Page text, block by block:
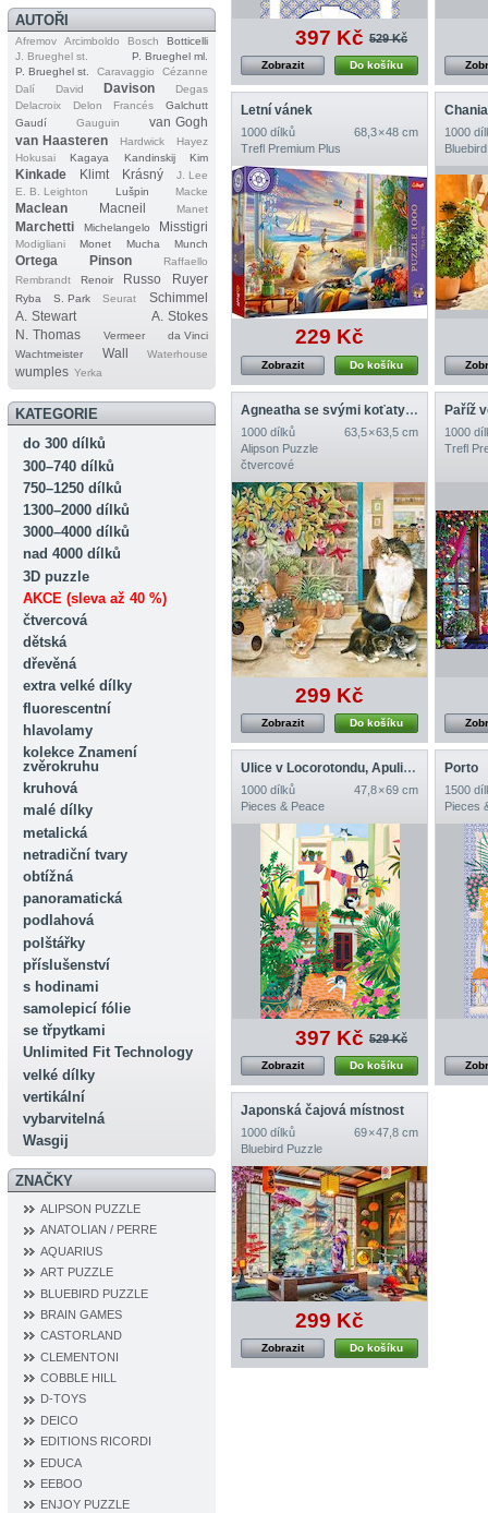
AUTOŘI
Afremov Arcimboldo Bosch
Botticelli
J. Brueghel st.
P. Brueghel ml.
P. Brueghel st.
Caravaggio
Cézanne
Dalí
David Davison
Degas
Delacroix
Delon Francés
Galchutt
Gaudí
Gauguin
van Gogh
van Haasteren
Hardwick
Hayez
Hokusai
Kagaya Kandinskij Kim
Kinkade Klimt Krásný
J. Lee
E. B. Leighton
Lušpin Macke
Maclean Macneil Manet
Marchetti Michelangelo Misstigri
Modigliani Monet Mucha Munch
Ortega Pinson
Raffaello
Rembrandt
Renoir Russo Ruyer
Ryba S. Park Seurat
Schimmel
A. Stewart
A. Stokes
N. Thomas
Vermeer
da Vinci
Wachtmeister
Wall Waterhouse
wumples Yerka
KATEGORIE
do 300 dílků
300–740 dílků
750–1250 dílků
1300–2000 dílků
3000–4000 dílků
nad 4000 dílků
3D puzzle
AKCE (sleva až 40 %)
čtvercová
dětská
dřevěná
extra velké dílky
fluorescentní
hlavolamy
kolekce Znamení
zvěrokruhu
kruhová
malé dílky
metalická
netradiční tvary
obtížná
panoramatická
podlahová
polštářky
příslušenství
s hodinami
samolepicí fólie
se třpytkami
Unlimited Fit Technology
velké dílky
vertikální
vybarvitelná
Wasgij
ZNAČKY
ALIPSON PUZZLE
ANATOLIAN / PERRE
AQUARIUS
ART PUZZLE
BLUEBIRD PUZZLE
BRAIN GAMES
CASTORLAND
CLEMENTONI
COBBLE HILL
D‐TOYS
DEICO
EDITIONS RICORDI
EDUCA
EEBOO
ENJOY PUZZLE
397 Kč 529 Kč
Do košíku
Zobrazit
Letní vánek
1000 dílků
68,3 × 48 cm
Trefl Premium Plus
229 Kč
Do košíku
Zobrazit
1000
Agneatha se svými koťaty u dveří
1000 dílků
63,5 × 63,5 cm
Alipson Puzzle
čtvercové
299 Kč
Do košíku
Zobrazit
Paříž
1000
Trefl
Ulice v Locorotondu, Apulie, Itálie
1000 dílků
47,8 × 69 cm
Pieces & Peace
397 Kč 529 Kč
Do košíku
Zobrazit
Porto
1500
Pieces
Japonská čajová místnost
1000 dílků
69 × 47,8 cm
Bluebird Puzzle
299 Kč
Do košíku
Zobrazit